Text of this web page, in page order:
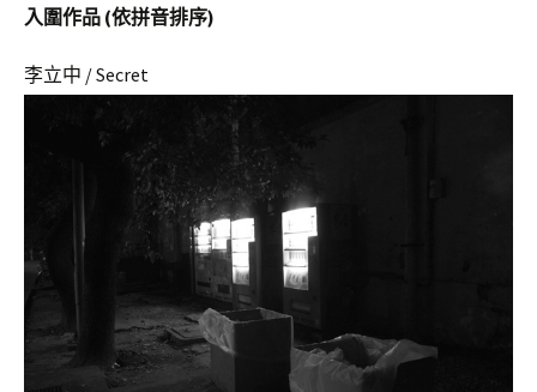
入圍作品 (依拼音排序)
李立中 / Secret